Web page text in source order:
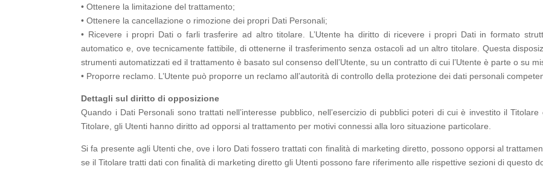
• Ottenere la limitazione del trattamento;
• Ottenere la cancellazione o rimozione dei propri Dati Personali;
• Ricevere i propri Dati o farli trasferire ad altro titolare. L’Utente ha diritto di ricevere i propri Dati in formato
automatico e, ove tecnicamente fattibile, di ottenerne il trasferimento senza ostacoli ad un altro titolare. Questa
strumenti automatizzati ed il trattamento è basato sul consenso dell’Utente, su un contratto di cui l’Utente è parte o su
• Proporre reclamo. L’Utente può proporre un reclamo all’autorità di controllo della protezione dei dati personali
Dettagli sul diritto di opposizione
Quando i Dati Personali sono trattati nell’interesse pubblico, nell’esercizio di pubblici poteri di cui è investito il
Titolare, gli Utenti hanno diritto ad opporsi al trattamento per motivi connessi alla loro situazione particolare.
Si fa presente agli Utenti che, ove i loro Dati fossero trattati con finalità di marketing diretto, possono opporsi al
se il Titolare tratti dati con finalità di marketing diretto gli Utenti possono fare riferimento alle rispettive sezioni di questo